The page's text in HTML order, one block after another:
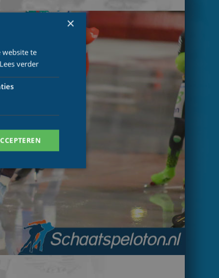
×
website te
Lees verder
cookies kunnen
Analytics -
used
unique users by